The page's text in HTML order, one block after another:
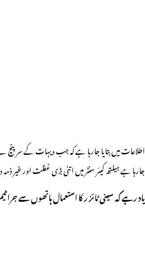
اطلاعات میں بتایا جارہا ہے کہ جب دیہات کے سرپنچ
جارہا ہے ہیلتھ کیئر سنٹر میں اتنی بڑی غفلت اور
یاد رہے کہ سینی ٹائز ر کا استعمال ہاتھوں سے